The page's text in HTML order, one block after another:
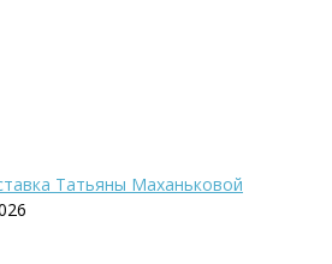
Татьяны Маханьковой